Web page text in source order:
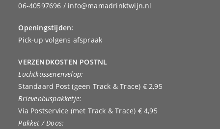
06-40597696 / info@mamadrinktwijn.nl
Openingstijden:
Pick-up volgens afspraak
VERZENDKOSTEN POSTNL
Luchtkussenenvelop:
Standaard Post (geen Track & Trace) € 2,95
Brievenbuspakketje:
Via Postservice (met Track & Trace) € 4,95
Pakket / Doos: